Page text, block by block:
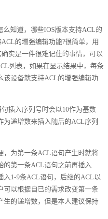
知道，哪些IOS版本支持ACL的
的增强编辑功能?很简单，用
实是一件很难记住的事情，可以
列表，如果在显示结果中，每条
该设备就支持ACL的增强编辑功
插入序列号时会以10作为基数
递增数来插入随后的ACL序列
，为第一条ACL语句产生时就将
的第一条ACL语句之前再插入
入1-9条ACL语句，后继的ACL以
可以根据自已的需求改变第一条
生的递增数，但是本人建议保持